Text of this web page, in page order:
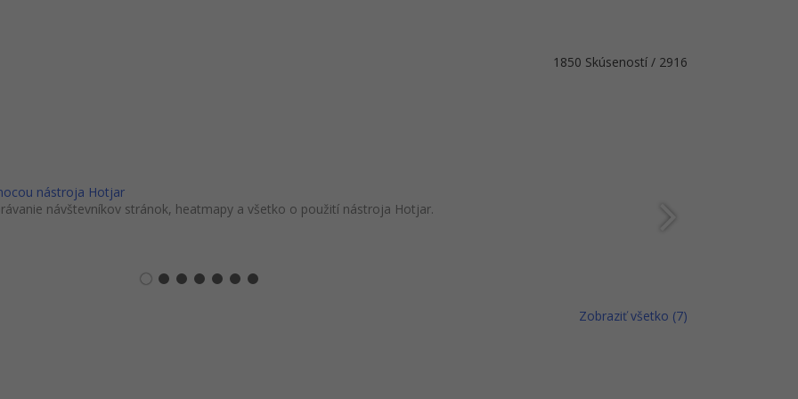
1850 Skúseností / 2916
nástroja Hotjar
návštevníkov stránok, heatmapy a všetko o použití nástroja Hotjar.
Zobraziť všetko (7)